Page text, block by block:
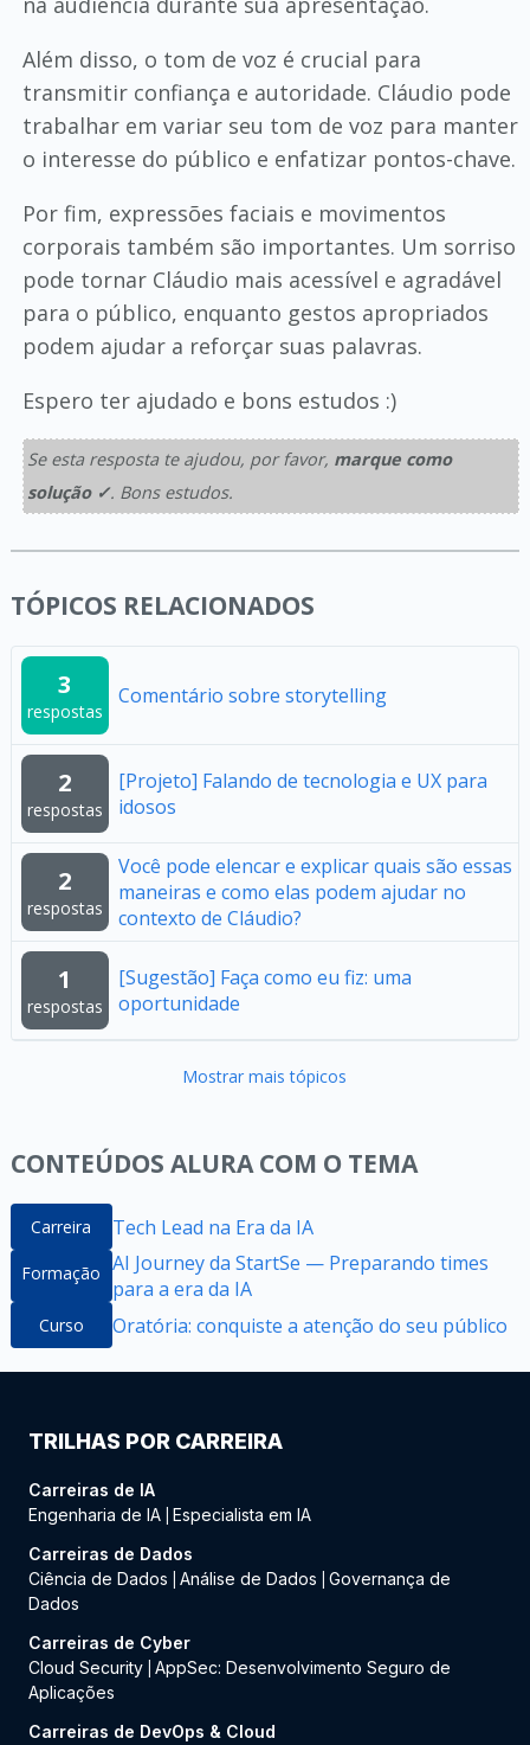
Além disso, o tom de voz é crucial para
transmitir confiança e autoridade. Cláudio pode
trabalhar em variar seu tom de voz para manter
o interesse do público e enfatizar pontos-chave.
Por fim, expressões faciais e movimentos
corporais também são importantes. Um sorriso
pode tornar Cláudio mais acessível e agradável
para o público, enquanto gestos apropriados
podem ajudar a reforçar suas palavras.
Espero ter ajudado e bons estudos :)
Se esta resposta te ajudou, por favor, marque como
solução ✓. Bons estudos.
TÓPICOS RELACIONADOS
3
respostas
Comentário sobre storytelling
2
respostas
[Projeto] Falando de tecnologia e UX para
idosos
2
respostas
Você pode elencar e explicar quais são essas
maneiras e como elas podem ajudar no
contexto de Cláudio?
1
respostas
[Sugestão] Faça como eu fiz: uma
oportunidade
Mostrar mais tópicos
CONTEÚDOS ALURA COM O TEMA
Carreira Tech Lead na Era da IA
Formação AI Journey da StartSe — Preparando times
para a era da IA
Curso Oratória: conquiste a atenção do seu público
TRILHAS POR CARREIRA
Carreiras de IA
Engenharia de IA Especialista em IA
Carreiras de Dados
Ciência de Dados
Análise de Dados
Governança de
Dados
Carreiras de Cyber
Cloud Security AppSec: Desenvolvimento Seguro de
Aplicações
Carreiras de DevOps & Cloud